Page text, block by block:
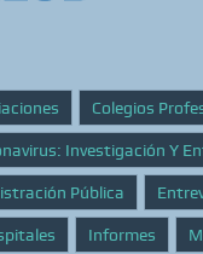
Colegios
Investigación Y
Pública
Informes